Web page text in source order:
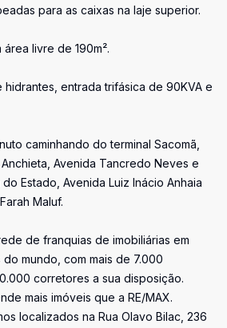
para as caixas na laje superior.
livre de 190m².
hidrantes, entrada trifásica de 90KVA e
caminhando do terminal Sacomã,
Avenida Tancredo Neves e
Estado, Avenida Luiz Inácio Anhaia
Maluf.
de franquias de imobiliárias em
mundo, com mais de 7.000
corretores a sua disposição.
mais imóveis que a RE/MAX.
localizados na Rua Olavo Bilac, 236